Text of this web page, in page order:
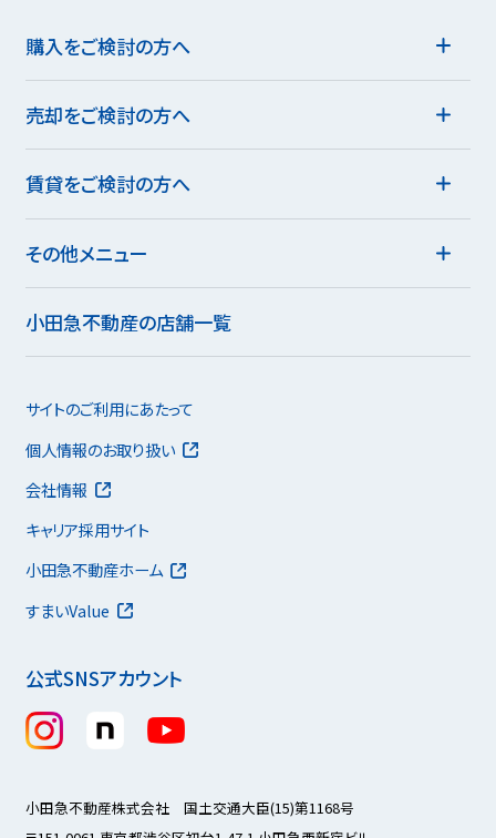
購入をご検討の方へ
売却をご検討の方へ
賃貸をご検討の方へ
その他メニュー
小田急不動産の店舗一覧
公式SNSアカウント
サイトのご利用にあたって
個人情報のお取り扱い
会社情報
キャリア採用サイト
小田急不動産ホーム
すまいValue
小田急不動産株式会社 国土交通大臣(15)第1168号